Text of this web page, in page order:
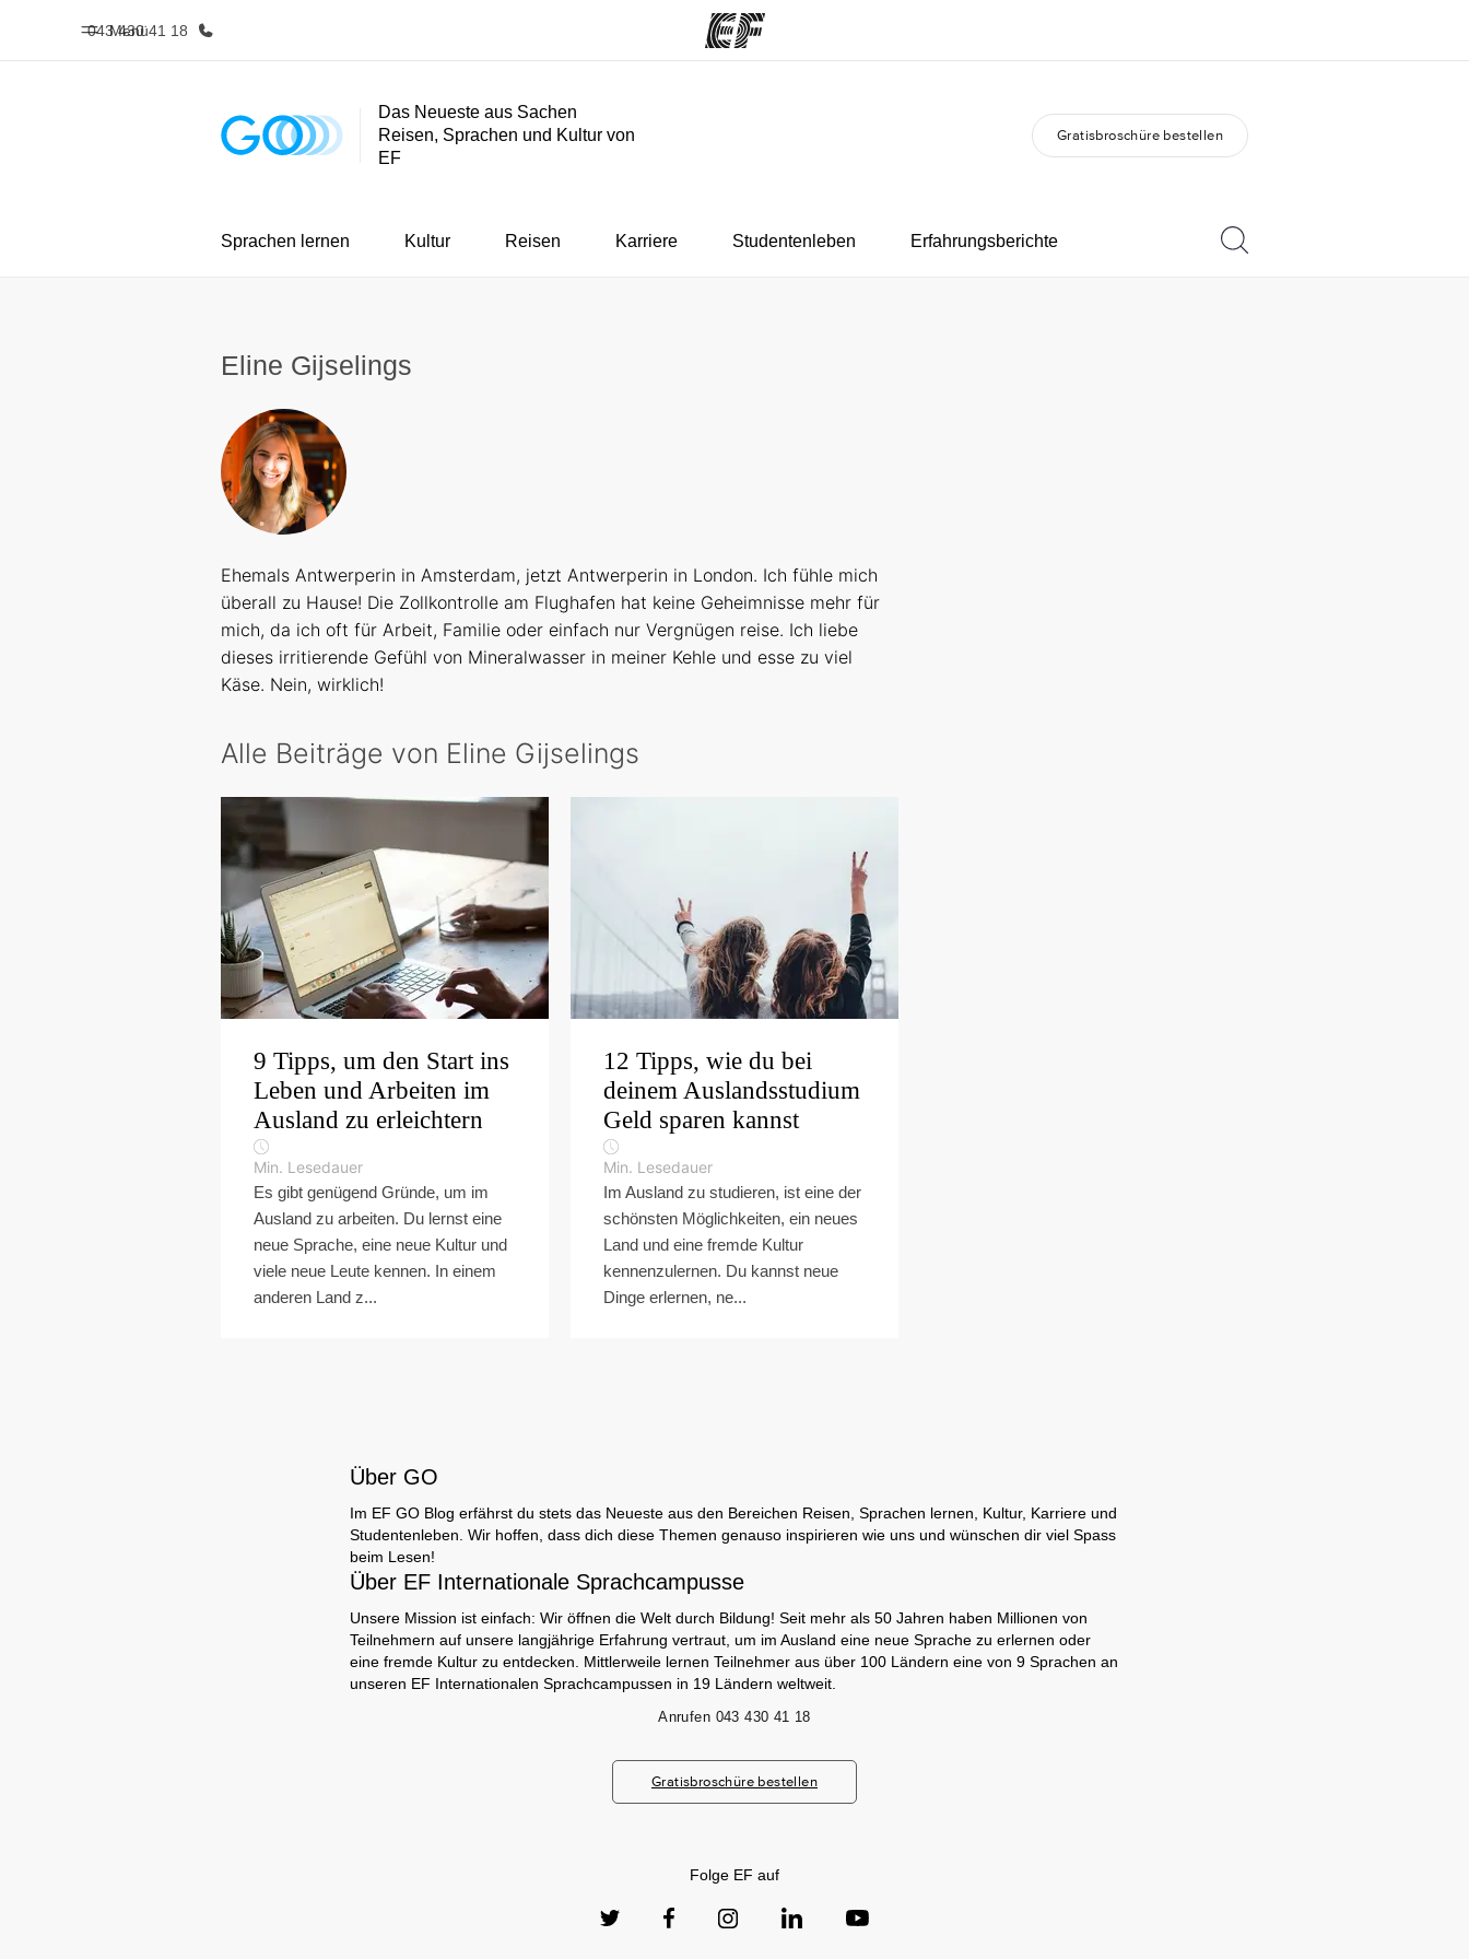
Menü
043 430 41 18
Home Programme
Alle Programme ansehen
Über uns Karriere
Das Neueste aus Sachen
Reisen, Sprachen und Kultur von
EF
Gratisbroschüre bestellen
Sprachen lernen Kultur Reisen Karriere Studentenleben Erfahrungsberichte
Eline Gijselings
Ehemals Antwerperin in Amsterdam, jetzt Antwerperin in London. Ich fühle mich
überall zu Hause! Die Zollkontrolle am Flughafen hat keine Geheimnisse mehr für
mich, da ich oft für Arbeit, Familie oder einfach nur Vergnügen reise. Ich liebe
dieses irritierende Gefühl von Mineralwasser in meiner Kehle und esse zu viel
Käse. Nein, wirklich!
Alle Beiträge von Eline Gijselings
9 Tipps, um den Start ins
Leben und Arbeiten im
Ausland zu erleichtern
Min. Lesedauer
Es gibt genügend Gründe, um im
Ausland zu arbeiten. Du lernst eine
neue Sprache, eine neue Kultur und
viele neue Leute kennen. In einem
anderen Land z...
12 Tipps, wie du bei
deinem Auslandsstudium
Geld sparen kannst
Min. Lesedauer
Im Ausland zu studieren, ist eine der
schönsten Möglichkeiten, ein neues
Land und eine fremde Kultur
kennenzulernen. Du kannst neue
Dinge erlernen, ne...
Über GO
Im EF GO Blog erfährst du stets das Neueste aus den Bereichen Reisen, Sprachen lernen, Kultur, Karriere und
Studentenleben. Wir hoffen, dass dich diese Themen genauso inspirieren wie uns und wünschen dir viel Spass
beim Lesen!
Über EF Internationale Sprachcampusse
Unsere Mission ist einfach: Wir öffnen die Welt durch Bildung! Seit mehr als 50 Jahren haben Millionen von
Teilnehmern auf unsere langjährige Erfahrung vertraut, um im Ausland eine neue Sprache zu erlernen oder
eine fremde Kultur zu entdecken. Mittlerweile lernen Teilnehmer aus über 100 Ländern eine von 9 Sprachen an
unseren EF Internationalen Sprachcampussen in 19 Ländern weltweit.
Anrufen 043 430 41 18
Gratisbroschüre bestellen
Folge EF auf